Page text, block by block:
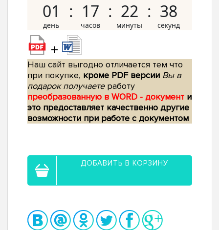
01 17 22 37
+
Наш сайт выгодно отличается тем что
при покупке, кроме PDF версии Вы в
подарок получаетеработу
преобразованную в WORD - документ и
это предоставляет качественно другие
возможности при работе с документом
ДОБАВИТЬ В КОРЗИНУ